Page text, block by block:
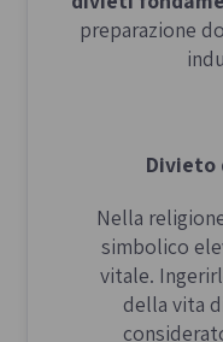
preparazione
Divieto
Nella
simbolico
vitale.
della vita